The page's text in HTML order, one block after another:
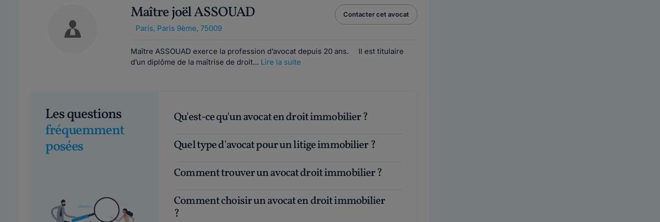
Maître joël ASSOUAD
Paris, Paris 9ème, 75009
Contacter cet avocat
Maître ASSOUAD exerce la profession d’avocat depuis 20 ans. Il est titulaire
d’un diplôme de la maîtrise de droit... Lire la suite
Les questions
fréquemment
posées
Qu'est-ce qu'un avocat en droit immobilier ?
Quel type d'avocat pour un litige immobilier ?
Comment trouver un avocat droit immobilier ?
Comment choisir un avocat en droit immobilier
?